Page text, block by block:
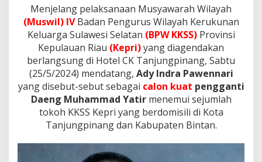
y
n
d
a
P
a
w
e
n
n
a
r
i
Menjelang pelaksanaan Musyawarah Wilayah
(Muswil) IVBadan Pengurus Wilayah Kerukunan
Keluarga Sulawesi Selatan (BPW KKSS)Provinsi
Kepulauan Riau (Kepri)yang diagendakan
berlangsung di Hotel CK Tanjungpinang, Sabtu
(25/5/2024) mendatang, Ady Indra Pawennari
yang disebut-sebut sebagai calon kuat pengganti
Daeng Muhammad Yatirmenemui sejumlah
tokoh KKSS Kepri yang berdomisili di Kota
Tanjungpinang dan Kabupaten Bintan.